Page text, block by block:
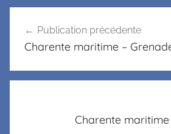
Publication précédente
Charente maritime –
Charente